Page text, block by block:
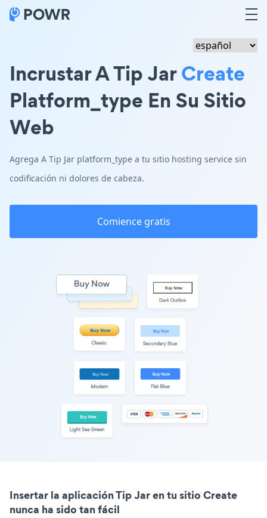
Incrustar A Tip JarCreate
Platform_type En Su Sitio
Web
Agrega A Tip Jar platform_type a tu sitio hosting service sin
codificación ni dolores de cabeza.
Comience gratis
Insertar la aplicación Tip Jar en tu sitio Create
nunca ha sido tan fácil